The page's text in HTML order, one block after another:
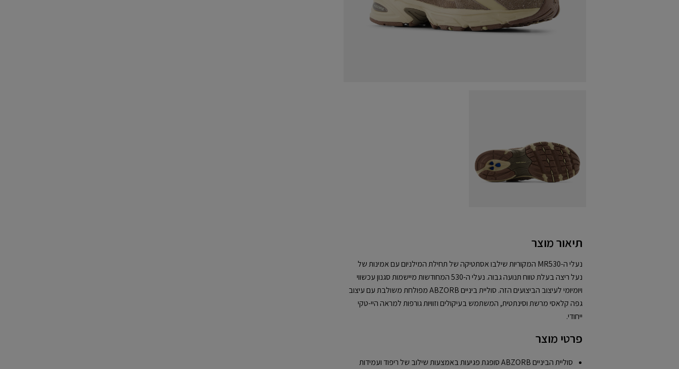
תיאור מוצר
נעלי ה-MR530 המקוריות שילבו אסתטיקה של תחילת המילניום עם אמינות של
נעל ריצה בעלת טווח תנועה גבוה. נעלי ה-530 המחודשות מיישמות סגנון עכשווי
ויומיומי לעיצוב הביצועים הזה. סוליית ביניים ABZORB מפולחת משולבת עם עיצוב
גפה קלאסי מרשת וסינתטית, המשתמש בעיקולים וזוויות גורפות למראה היי-טקי
ייחודי.
פרטי מוצר
סוליית הביניים ABZORB סופגת פגיעות באמצעות שילוב של ריפוד ועמידות